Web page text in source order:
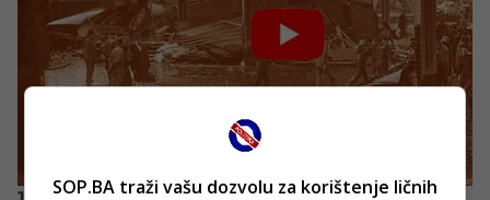
SOP.BA traži vašu dozvolu za korištenje ličnih